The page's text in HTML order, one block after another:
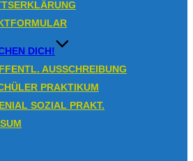
DICH!
AUSSCHREIBUNG
PRAKTIKUM
SOZIAL PRAKT.